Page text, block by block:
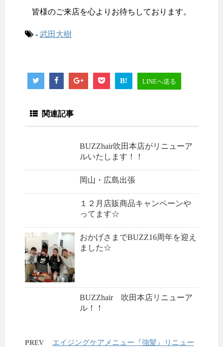
皆様のご来店を心よりお待ちしております。
- 武田大樹
B! LINEへ送る
関連記事
BUZZhair吹田本店がリニューア
ルいたします！！
岡山・広島出張
１２月店販商品キャンペーンや
ってます☆
おかげさまでBUZZ16周年を迎え
ました☆
BUZZhair 吹田本店リニューア
ル！！
PREV
エイジングケアメニュー『強髪』リニュー